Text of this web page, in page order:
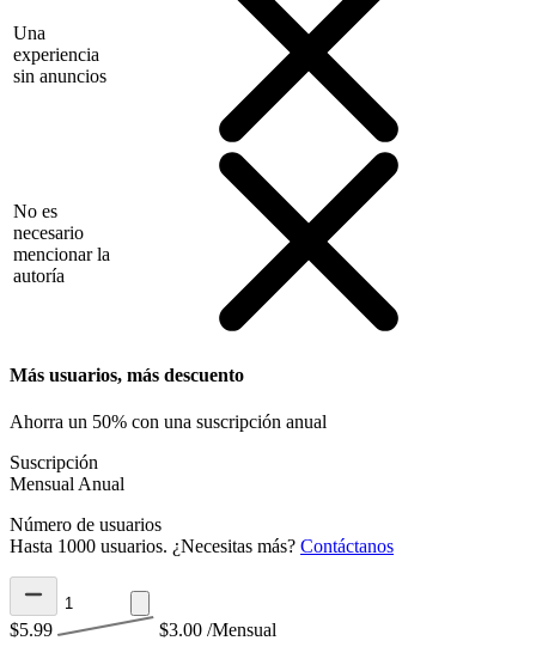
Una
experiencia
sin anuncios
No es
necesario
mencionar la
autoría
Más usuarios, más descuento
Ahorra un 50% con una suscripción anual
Suscripción
Mensual Anual
Número de usuarios
Hasta 1000 usuarios. ¿Necesitas más? Contáctanos
$5.99 $3.00 /Mensual